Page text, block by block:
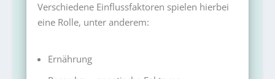
Verschiedene Einflussfaktoren spielen hierbei
eine Rolle, unter anderem:
Ernährung